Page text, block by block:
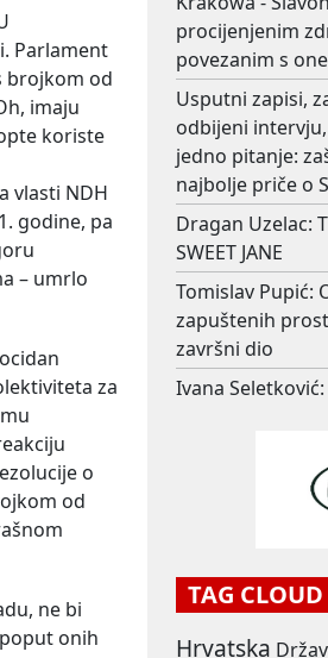
Parlament
brojkom od
imaju
koriste
vlasti NDH
godine, pa
– umrlo
za
o
od
ne bi
onih
procijenjenim
povezanim s
Usputni zapisi,
odbijeni
jedno pitanje:
najbolje priče o
Dragan Uzelac:
SWEET JANE
Tomislav Pupić:
zapuštenih
završni dio
Ivana
TAG CLOUD
Hrvatska